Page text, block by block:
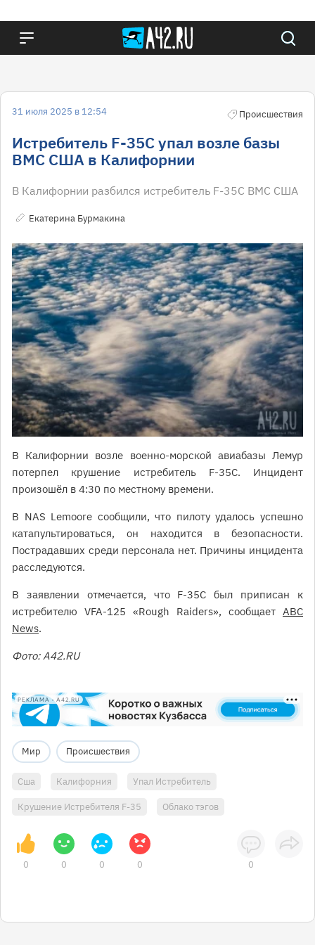
31 июля 2025 в 12:54 Происшествия
Истребитель F-35C упал возле базы
ВМС США в Калифорнии
В Калифорнии разбился истребитель F-35С ВМС США
Екатерина Бурмакина
В Калифорнии возле военно-морской авиабазы Лемур
потерпел крушение истребитель F-35С. Инцидент
произошёл в 4:30 по местному времени.
В NAS Lemoore сообщили, что пилоту удалось успешно
катапультироваться, он находится в безопасности.
Пострадавших среди персонала нет. Причины инцидента
расследуются.
В заявлении отмечается, что F-35C был приписан к
истребителю VFA-125 «Rough Raiders», сообщает ABC
News.
Фото: А42.RU
РЕКЛАМА • A42.RU
Мир Происшествия
Сша Калифорния Упал Истребитель
Крушение Истребителя F-35 Облако тэгов
0 0 0 0 0